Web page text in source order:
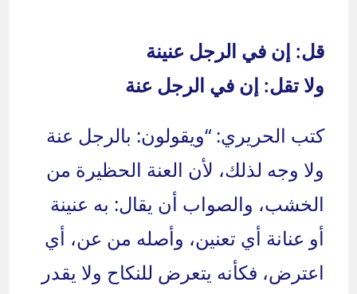
قل: إن في الرجل عنينة
ولا تقل: إن في الرجل عنة
كتب الحريري: “ويقولون: بالرجل عنة
ولا وجه لذلك، لأن العنة الحظيرة من
الخشب، والصواب أن يقال: به عنينة
أو عنانة أي تعنين، وأصله من عن، أي
اعترض، فكأنه يتعرض للنكاح ولا يقدر